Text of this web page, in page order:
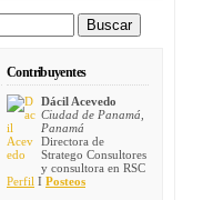
Contribuyentes
Dácil Acevedo
Ciudad de Panamá,
Panamá
Directora de
Stratego Consultores
y consultora en RSC
Perfil I Posteos